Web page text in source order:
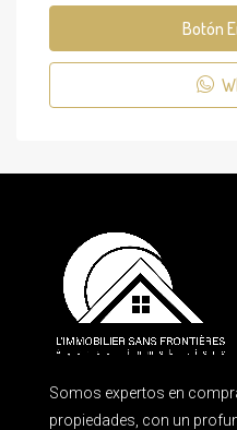
Botón
Somos expertos en
propiedades, con un